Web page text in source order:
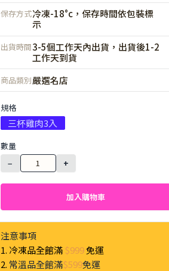
保存方式冷凍-18°c，保存時間依包裝標
示
出貨時間3-5個工作天內出貨，出貨後1-2
工作天到貨
商品類別嚴選名店
規格
三杯雞肉3入
數量
−
+
加入購物車
注意事項
1. 冷凍品全館滿 $999免運
2. 常溫品全館滿$599免運